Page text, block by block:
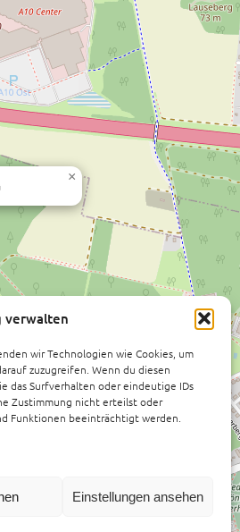
verwalten
wir Technologien wie Cookies, um
zuzugreifen. Wenn du diesen
das Surfverhalten oder eindeutige IDs
Zustimmung nicht erteilst oder
Funktionen beeinträchtigt werden.
Einstellungen ansehen
×